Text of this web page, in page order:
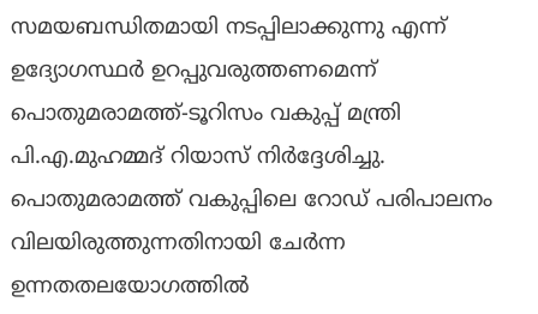
സമയബന്ധിതമായി നടപ്പിലാക്കുന്നു എന്ന്
ഉദ്യോഗസ്ഥര്‍ ഉറപ്പുവരുത്തണമെന്ന്
പൊതുമരാമത്ത്-ടൂറിസം വകുപ്പ് മന്ത്രി
പി.എ.മുഹമ്മദ് റിയാസ് നിര്‍ദ്ദേശിച്ചു.
പൊതുമരാമത്ത് വകുപ്പിലെ റോഡ് പരിപാലനം
വിലയിരുത്തുന്നതിനായി ചേര്‍ന്ന
ഉന്നതതലയോഗത്തില്‍